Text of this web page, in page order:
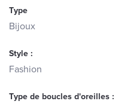
Type
Bijoux
Style :
Fashion
Type de boucles d'oreilles :